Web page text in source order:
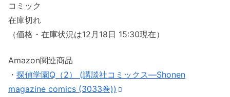
コミック
在庫切れ
（価格・在庫状況は12月18日 15:30現在）
Amazon関連商品
・ 探偵学園Q（2） (講談社コミックス―Shonen
magazine comics (3033巻))